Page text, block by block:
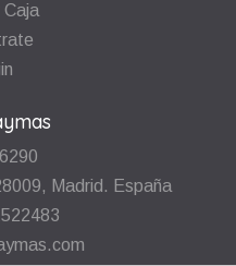
Madrid. España